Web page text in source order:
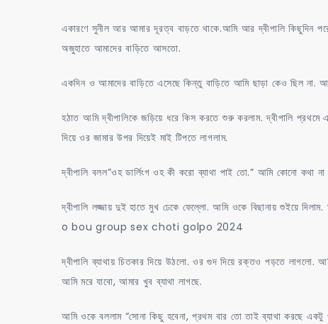
একারণে সুনীল আর আমার দূরত্ব বাড়তে থাকে.আমি আর দ্বীপালি কিছুদিন
অজুহাতে আমাদের বাড়িতে আসতো.
একদিন ও আমাদের বাড়িতে এসেছে কিন্তু বাড়িতে আমি ছাড়া কেও ছিল না.
হঠাত আমি দ্বীপালিকে জড়িয়ে ধরে কিস করতে শুরু করলাম. দ্বীপালি
দিয়ে ওর জামার উপর দিয়েই মাই টিপতে লাগলাম.
দ্বীপালি বলল”ওহ ডার্লিংগ ওহ কী করো ব্যাথা পাই তো.” আমি কোনো কথা
দ্বীপালি লজ্জায় দুই হাতে মুখ ঢেকে ফেল্লো. আমি ওকে বিছানায় শুইয়ে
o bou group sex choti golpo 2024
দ্বীপালি ব্যাথায় চিতকার দিয়ে উঠলো. ওর গুদ দিয়ে রক্তও পড়তে লাগলো.
আমি মরে যাবো, আমার খুব ব্যাথা লাগছে.
আমি ওকে বললাম “সোনা কিছু হবেনা, প্রথম বার তো তাই ব্যাথা করছে